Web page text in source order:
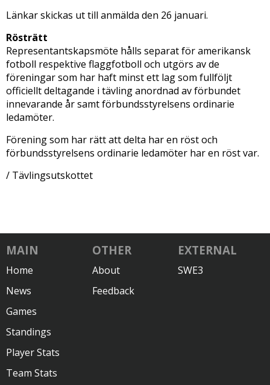
Länkar skickas ut till anmälda den 26 januari.
Rösträtt
Representantskapsmöte hålls separat för amerikansk
fotboll respektive flaggfotboll och utgörs av de
föreningar som har haft minst ett lag som fullföljt
officiellt deltagande i tävling anordnad av förbundet
innevarande år samt förbundsstyrelsens ordinarie
ledamöter.
Förening som har rätt att delta har en röst och
förbundsstyrelsens ordinarie ledamöter har en röst var.
/ Tävlingsutskottet
MAIN
Home
News
Games
Standings
Player Stats
Team Stats
OTHER
About
Feedback
EXTERNAL
SWE3